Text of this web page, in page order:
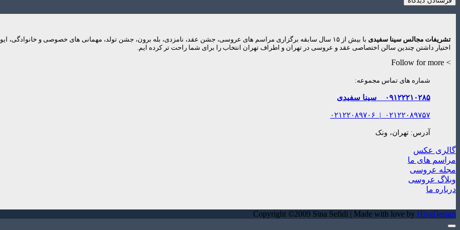
تشریفات مجالس سینا سفیدی
با بیش از ۱۵ سال سابقه برگزاری مراسم های عروسی، جشن عقد، نامزدی، بله برون، جشن تولد، مهمانی های خصوصی و
اختیار داشتن چندین سالن اختصاصی عقد و عروسی در تهران و اطراف تهران انتخاب را برای شما راحت تر کرده ایم.
> Follow for more
شماره های تماس مجموعه:
۰۹۱۲۲۲۱۰۲۸۵ سینا سفیدی
۰۲۱۲۲۰۸۹۷۵۷ | ۰۲۱۲۲۰۸۹۷۰۶
آدرس: تهران، ونک
گالری عکس
مراسم های ما
مجله عروسی
وبلاگ عروسی
درباره ما
Copyright ©2009 Sina Sefidi | Made with love by HivaDesign